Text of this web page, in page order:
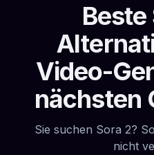
Beste
Video-
nächsten
Sie suchen Sora 2?
nicht